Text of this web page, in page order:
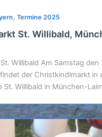
, Termine 2025
St. Willibald,
Willibald Am Samstag den
der Christkindlmarkt in
St. Willibald in München-